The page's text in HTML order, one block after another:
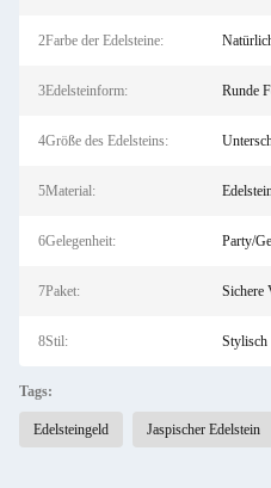
2Farbe der Edelsteine:
3Edelsteinform: Runde
4Größe des Edelsteins:
5Material:
6Gelegenheit: Party/
7Paket: Sichere
8Stil: Stylisch
Tags:
Edelsteingeld Jaspischer Edelstein